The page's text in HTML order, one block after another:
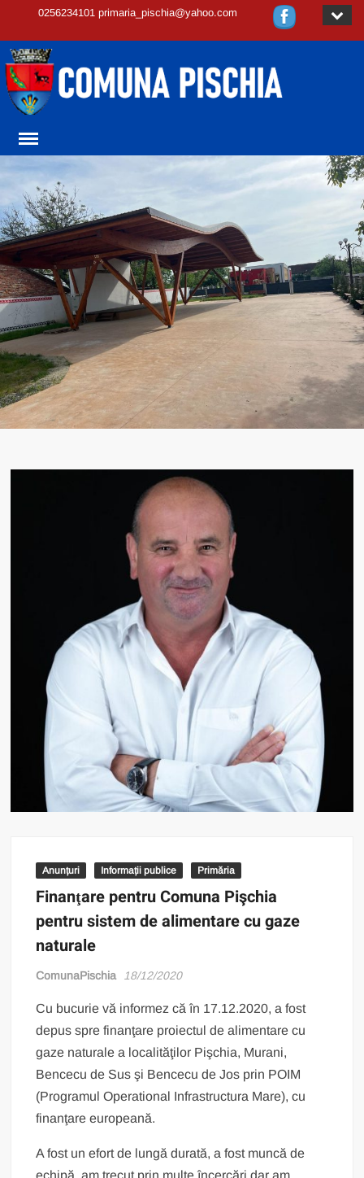
0256234101 primaria_pischia@yahoo.com
Anunțuri Informații publice Primăria
Finanţare pentru Comuna Pişchia
pentru sistem de alimentare cu gaze
naturale
ComunaPischia 18/12/2020
Cu bucurie vă informez că în 17.12.2020, a fost
depus spre finanţare proiectul de alimentare cu
gaze naturale a localităţilor Pişchia, Murani,
Bencecu de Sus şi Bencecu de Jos prin POIM
(Programul Operational Infrastructura Mare), cu
finanţare europeană.
A fost un efort de lungă durată, a fost muncă de
echipă, am trecut prin multe încercări dar am